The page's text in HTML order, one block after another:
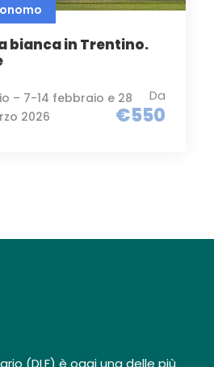
bianca in Trentino.
Da
€550
– 7-14 febbraio e 28
2026
(DLF) è oggi una delle più